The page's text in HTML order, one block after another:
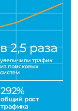
292%
общий рост
трафика